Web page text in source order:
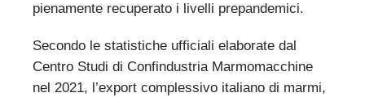
pienamente recuperato i livelli prepandemici.
Secondo le statistiche ufficiali elaborate dal
Centro Studi di Confindustria Marmomacchine
nel 2021, l’export complessivo italiano di marmi,